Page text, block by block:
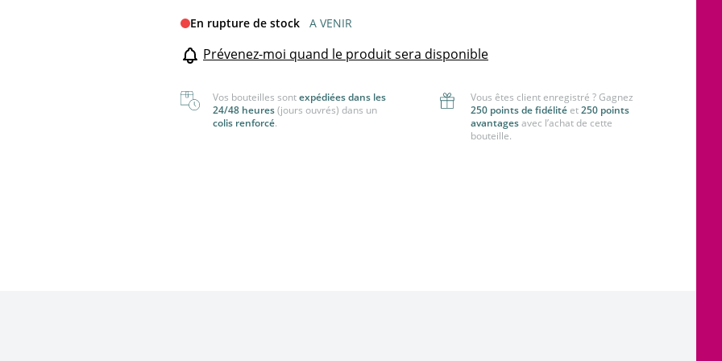
En rupture de stock A VENIR
Prévenez-moi quand le produit sera disponible
Vos bouteilles sontexpédiées dans les
24/48 heures(jours ouvrés) dans un
colis renforcé.
Vous êtes client enregistré ? Gagnez
250 points de fidélité et250 points
avantagesavec l’achat de cette
bouteille.